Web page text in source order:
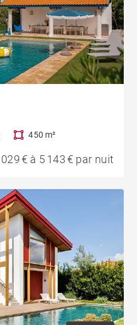
450 m²
029 € à 5 143 € par nuit